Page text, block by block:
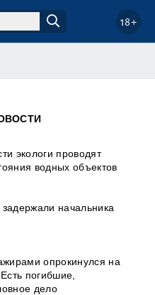
18+
экологи проводят
водных объектов
начальника
опрокинулся на
погибшие,
дело